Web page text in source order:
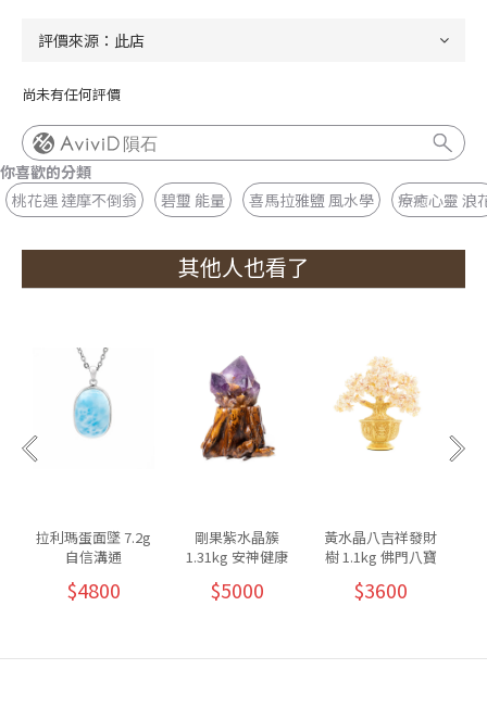
尚未有任何評價
隕石
你喜歡的分類
桃花運 達摩不倒翁
碧璽 能量 喜馬拉雅鹽 風水學 療癒心靈 浪
其他人也看了
拉利瑪蛋面墜 7.2g
自信溝通
$4800
剛果紫水晶簇
1.31kg 安神健康
$5000
黃水晶八吉祥發財
樹 1.1kg 佛門八寶
$3600